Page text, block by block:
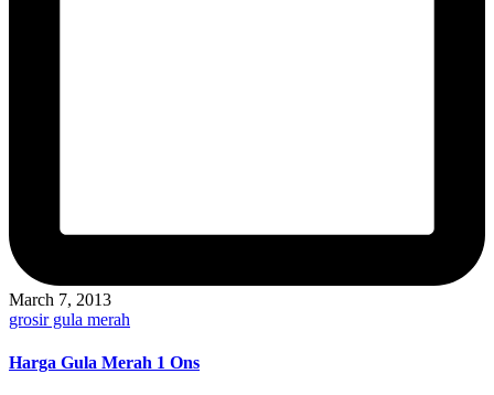
March 7, 2013
Posted
grosir gula merah
Harga Gula Merah 1 Ons